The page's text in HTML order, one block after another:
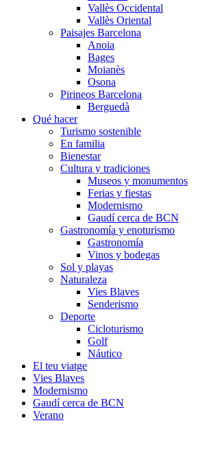
Vallès Occidental
Vallès Oriental
Paisajes Barcelona
Anoia
Bages
Moianès
Osona
Pirineos Barcelona
Berguedà
Qué hacer
Turismo sostenible
En familia
Bienestar
Cultura y tradiciones
Museos y monumentos
Ferias y fiestas
Modernismo
Gaudí cerca de BCN
Gastronomía y enoturismo
Gastronomía
Vinos y bodegas
Sol y playas
Naturaleza
Vies Blaves
Senderismo
Deporte
Cicloturismo
Golf
Náutico
El teu viatge
Vies Blaves
Modernismo
Gaudí cerca de BCN
Verano